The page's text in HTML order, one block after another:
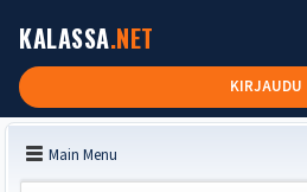
KALASSA.NET
KIRJAUDU
Main Menu